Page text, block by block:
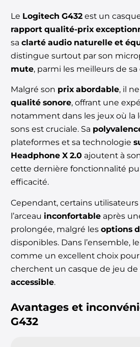
Le Logitech G432 est un
rapport qualité-prix
sa clarté audio naturelle et
distingue surtout par son
mute, parmi les meilleurs de sa
Malgré son prix abordable, il
qualité sonore, offrant une
notamment dans les jeux où la
sons est cruciale. Sa
plateformes et sa technologie
Headphone X 2.0 ajoutent à
cette dernière fonctionnalité
efficacité.
Cependant, certains
l’arceau inconfortable après
prolongée, malgré les options
disponibles. Dans l’ensemble, le
comme un excellent choix
cherchent un casque de jeu de
accessible.
Avantages et
G432